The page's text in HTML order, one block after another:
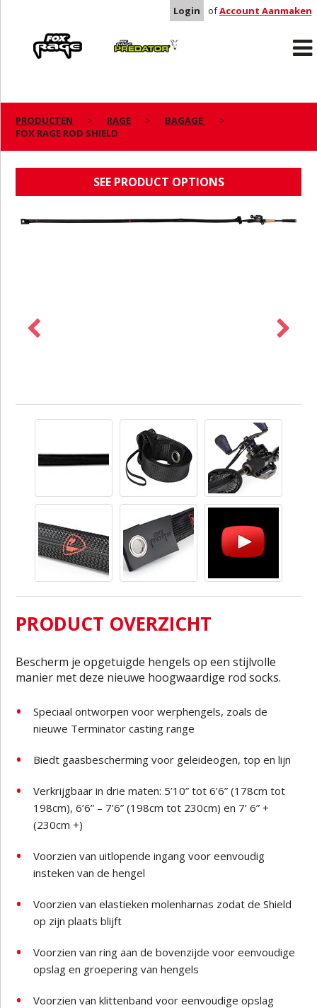
Login ofAccount Aanmaken
Predator
PRODUCTEN RAGE
BAGAGE
FOX RAGE ROD SHIELD
SEE PRODUCT OPTIONS
PRODUCT OVERZICHT
Bescherm je opgetuigde hengels op een stijlvolle
manier met deze nieuwe hoogwaardige rod socks.
Speciaal ontworpen voor werphengels, zoals de
nieuwe Terminator casting range
Biedt gaasbescherming voor geleideogen, top en lijn
Verkrijgbaar in drie maten: 5’10” tot 6’6” (178cm tot
198cm), 6’6” – 7’6” (198cm tot 230cm) en 7’ 6” +
(230cm +)
Voorzien van uitlopende ingang voor eenvoudig
insteken van de hengel
Voorzien van elastieken molenharnas zodat de Shield
op zijn plaats blijft
Voorzien van ring aan de bovenzijde voor eenvoudige
opslag en groepering van hengels
Voorzien van klittenband voor eenvoudige opslag